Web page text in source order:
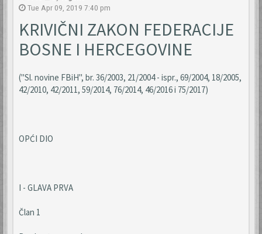
Tue Apr 09, 2019 7:40 pm
KRIVIČNI ZAKON FEDERACIJE
BOSNE I HERCEGOVINE
("Sl. novine FBiH", br. 36/2003, 21/2004 - ispr., 69/2004, 18/2005,
42/2010, 42/2011, 59/2014, 76/2014, 46/2016 i 75/2017)
OPĆI DIO
I - GLAVA PRVA
Član 1